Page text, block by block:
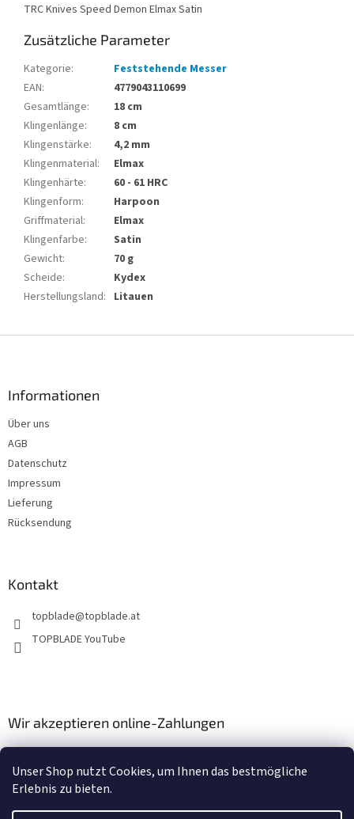
Unser Shop nutzt Cookies, um Ihnen das bestmögliche
Erlebnis zu bieten.
TRC Knives Speed Demon Elmax Satin
Zusätzliche Parameter
Kategorie:
Feststehende Messer
EAN:
4779043110699
Gesamtlänge:
18 cm
Klingenlänge:
8 cm
Klingenstärke:
4,2 mm
Klingenmaterial:
Elmax
Klingenhärte:
60 - 61 HRC
Klingenform:
Harpoon
Griffmaterial:
Elmax
Klingenfarbe:
Satin
Gewicht:
70 g
Scheide:
Kydex
Herstellungsland: Litauen
Informationen
Über uns
AGB
Datenschutz
Impressum
Lieferung
Rücksendung
Kontakt
topblade@topblade.at
TOPBLADE YouTube
Wir akzeptieren online-Zahlungen